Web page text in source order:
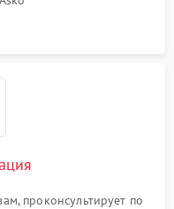
проконсультирует по